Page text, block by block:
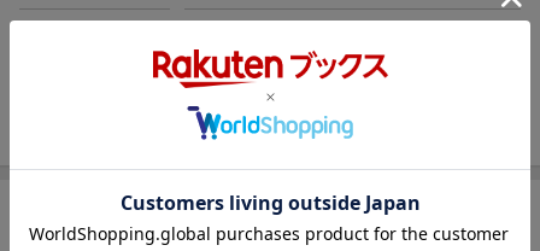
楽天モバイル紹介キャンペーンの拡散で300円OFFクーポン
96p
9784840489119